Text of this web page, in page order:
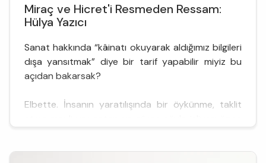
Miraç ve Hicret'i Resmeden Ressam:
Hülya Yazıcı
Sanat hakkında “kâinatı okuyarak aldığımız bilgileri
dışa yansıtmak” diye bir tarif yapabilir miyiz bu
açıdan bakarsak?
Elbette. İnsanın yaratılışında bir öykünme, taklit